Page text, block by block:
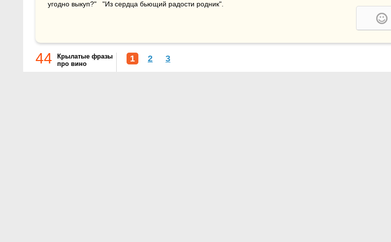
угодно выкуп?"   "Из сердца бьющий радости родник".
44
Крылатые фразы
про вино
1 2 3